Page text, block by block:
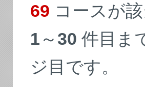
69 コースが
1 ～ 30 件目ま
ジ目です。